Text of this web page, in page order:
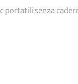
portatili senza